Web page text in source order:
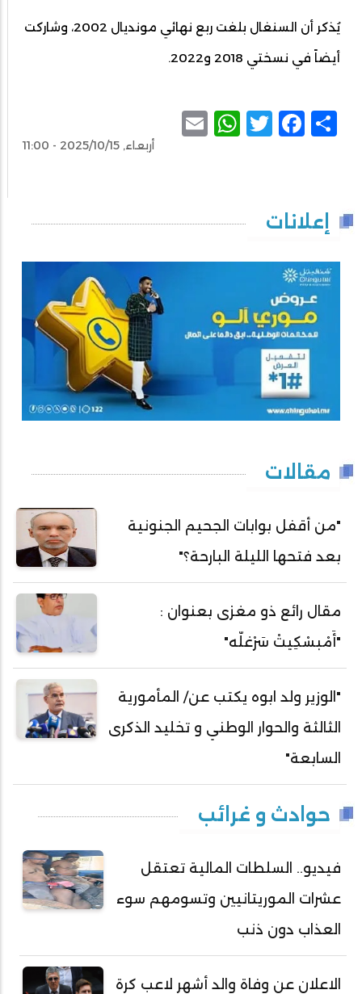
يُذكر أن السنغال بلغت ربع نهائي مونديال 2002، وشاركت
أيضاً في نسختي 2018 و2022.
Share
Facebook
Twitter
WhatsApp
أربعاء, 2025/10/15 - 11:00
إعلانات
مقالات
"من أقفل بوابات الجحيم الجنونية
بعد فتحها الليلة البارحة؟"
مقال رائع ذو مغزى بعنوان :
"أَمْبسْكِيتْ سَرْغلّه"
"الوزير ولد ابوه يكتب عن/ المأمورية
الثالثة والحوار الوطني و تخليد الذكرى
السابعة"
حوادث و غرائب
فيديو.. السلطات المالية تعتقل
عشرات الموريتانيين وتسومهم سوء
العذاب دون ذنب
الاعلان عن وفاة والد أشهر لاعب كرة